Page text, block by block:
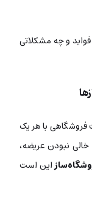
و چه مشکلاتی
با هر یک
نبودن عریضه،
این است